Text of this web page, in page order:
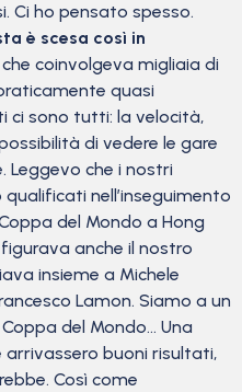
Ci ho pensato spesso.
è scesa così in
coinvolgeva migliaia di
quasi
ci sono tutti: la velocità,
di vedere le gare
Leggevo che i nostri
nell’inseguimento
del Mondo a Hong
anche il nostro
insieme a Michele
Lamon. Siamo a un
del Mondo… Una
buoni risultati,
Così come